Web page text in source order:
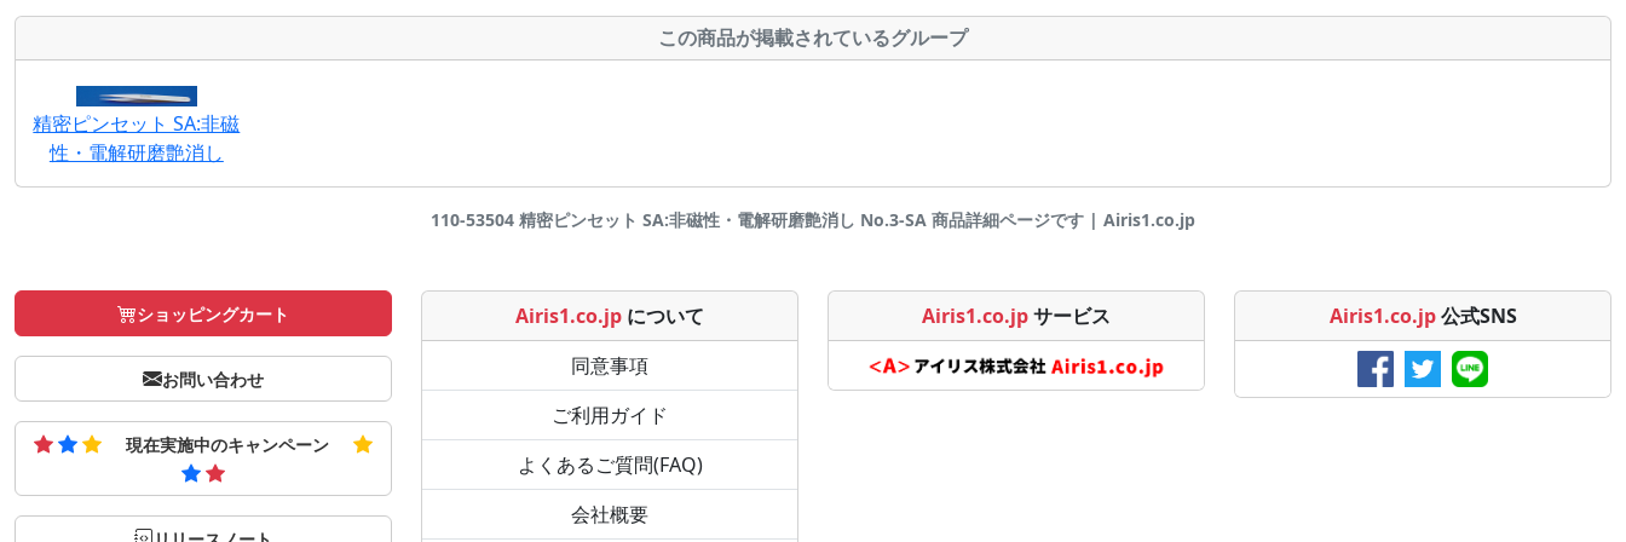
この商品が掲載されているグループ
精密ピンセット SA:非磁
性・電解研磨艶消し
110-53504 精密ピンセット SA:非磁性・電解研磨艶消し No.3-SA 商品詳細ページです | Airis1.co.jp
ショッピングカート
お問い合わせ
現在実施中のキャンペーン
Airis1.co.jp について
同意事項
ご利用ガイド
よくあるご質問(FAQ)
会社概要
Airis1.co.jpサービス Airis1.co.jp 公式SNS